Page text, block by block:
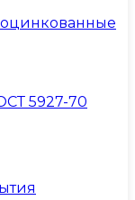
оцинкованные
5927-70